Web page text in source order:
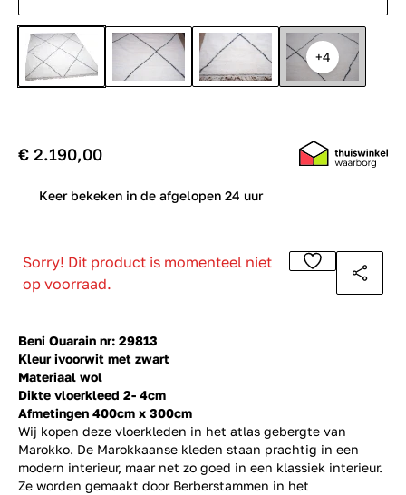
+4
Beni Ouarain nr: 29813
Kleur ivoorwit met zwart
Materiaal wol
Dikte vloerkleed 2- 4cm
Afmetingen 400cm x 300cm
Wij kopen deze vloerkleden in het atlas gebergte van
Marokko. De Marokkaanse kleden staan prachtig in een
modern interieur, maar net zo goed in een klassiek interieur.
Ze worden gemaakt door Berberstammen in het
€ 2.190,00
Keer bekeken in de afgelopen 24 uur
Sorry! Dit product is momenteel niet
op voorraad.